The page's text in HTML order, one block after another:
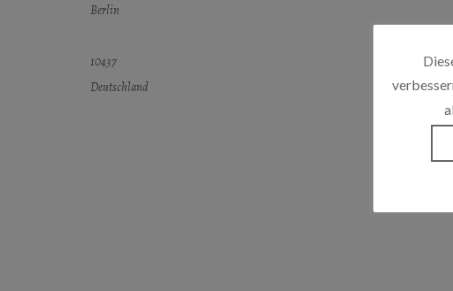
Berlin
10437
Deutschland